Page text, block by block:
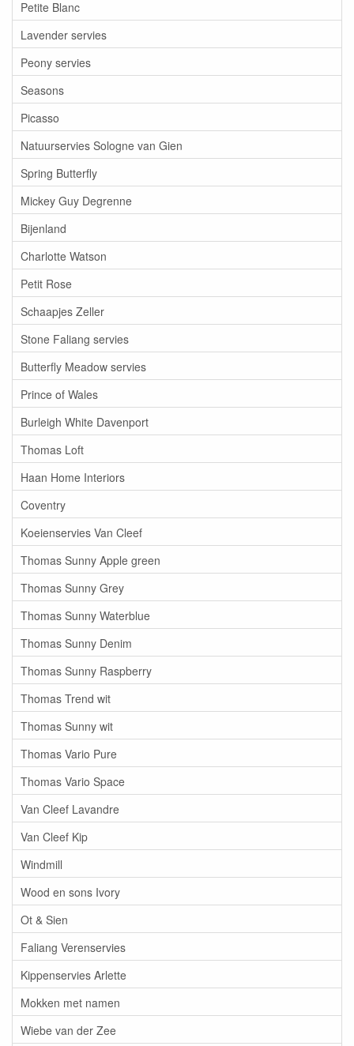
Petite Blanc
Lavender servies
Peony servies
Seasons
Picasso
Natuurservies Sologne van Gien
Spring Butterfly
Mickey Guy Degrenne
Bijenland
Charlotte Watson
Petit Rose
Schaapjes Zeller
Stone Faliang servies
Butterfly Meadow servies
Prince of Wales
Burleigh White Davenport
Thomas Loft
Haan Home Interiors
Coventry
Koeienservies Van Cleef
Thomas Sunny Apple green
Thomas Sunny Grey
Thomas Sunny Waterblue
Thomas Sunny Denim
Thomas Sunny Raspberry
Thomas Trend wit
Thomas Sunny wit
Thomas Vario Pure
Thomas Vario Space
Van Cleef Lavandre
Van Cleef Kip
Windmill
Wood en sons Ivory
Ot & Sien
Faliang Verenservies
Kippenservies Arlette
Mokken met namen
Wiebe van der Zee